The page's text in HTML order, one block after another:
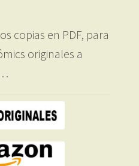
copias en PDF, para
originales a